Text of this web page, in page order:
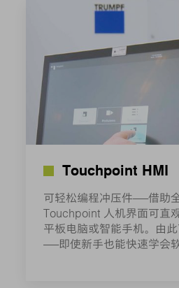
Touchpoint HMI
可轻松编程冲压件——借助
Touchpoint 人机界面可直
平板电脑或智能手机。由
——即使新手也能快速学会软